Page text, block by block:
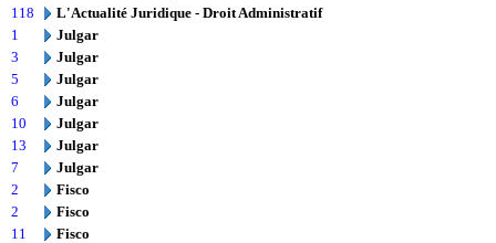
118
L'Actualité Juridique - Droit Administratif
1
Julgar
3
Julgar
5
Julgar
6
Julgar
10
Julgar
13
Julgar
7
Julgar
2
Fisco
2
Fisco
11
Fisco